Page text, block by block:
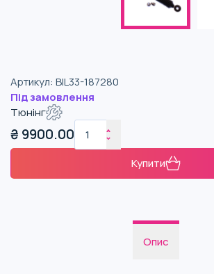
Артикул: BIL33-187280
Під замовлення
Тюнінг
₴ 9900.00
Купити
Опис